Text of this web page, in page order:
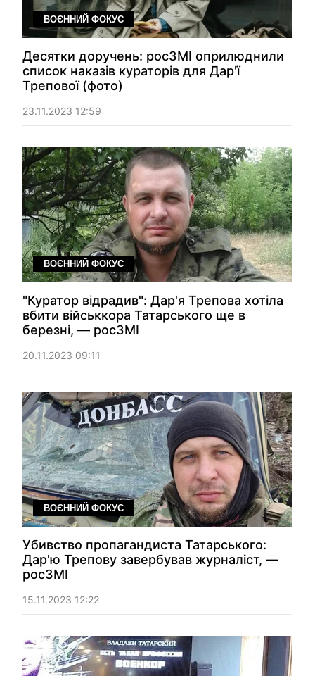
ВОЄННИЙ ФОКУС
Десятки доручень: росЗМІ оприлюднили
список наказів кураторів для Дар'ї
Трепової (фото)
23.11.2023 12:59
ВОЄННИЙ ФОКУС
"Куратор відрадив": Дар'я Трепова хотіла
вбити військкора Татарського ще в
березні, — росЗМІ
20.11.2023 09:11
ВОЄННИЙ ФОКУС
Убивство пропагандиста Татарського:
Дар'ю Трепову завербував журналіст, —
росЗМІ
15.11.2023 12:22